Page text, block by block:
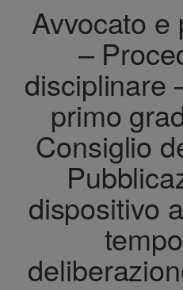
Avvocato e
–
disciplinare
primo
Consiglio
dispositivo